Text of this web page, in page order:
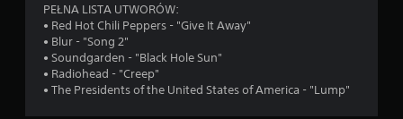
PEŁNA LISTA UTWORÓW:
• Red Hot Chili Peppers - "Give It Away"
• Blur - "Song 2"
• Soundgarden - "Black Hole Sun"
• Radiohead - "Creep"
• The Presidents of the United States of America - "Lump"